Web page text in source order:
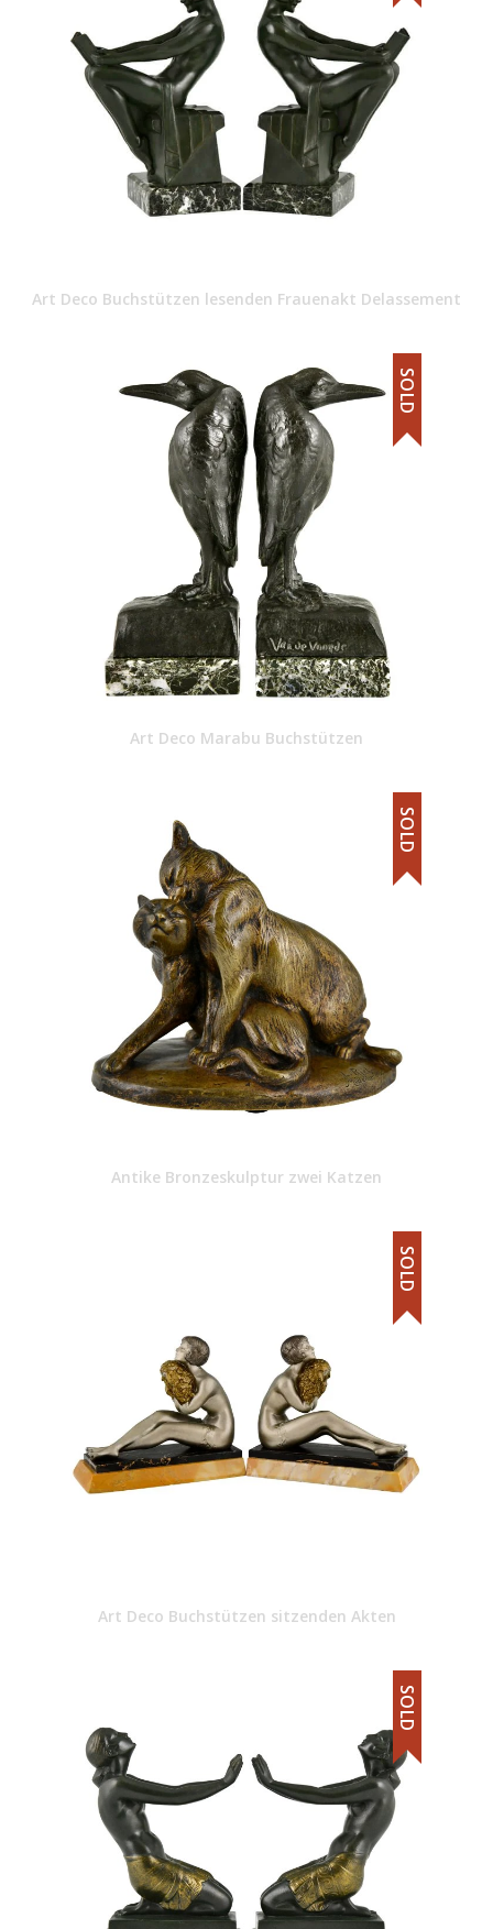
Art Deco Buchstützen lesenden Frauenakt Delassement
Art Deco Marabu Buchstützen
SOLD
Antike Bronzeskulptur zwei Katzen
SOLD
Art Deco Buchstützen sitzenden Akten
SOLD
SOLD